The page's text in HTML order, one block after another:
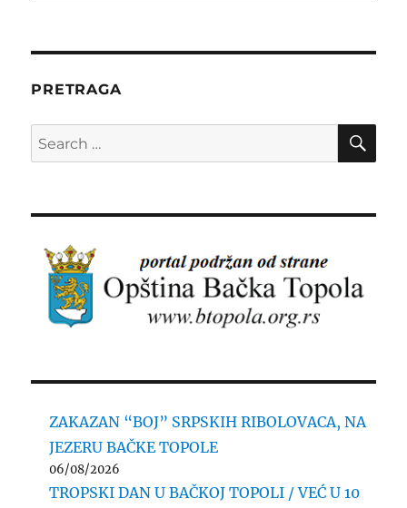
PRETRAGA
Search
for:
ZAKAZAN “BOJ” SRPSKIH RIBOLOVACA, NA
JEZERU BAČKE TOPOLE
06/08/2026
TROPSKI DAN U BAČKOJ TOPOLI / VEĆ U 10